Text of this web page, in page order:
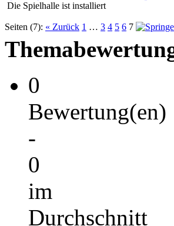
Die Spielhalle ist installiert
Seiten (7): « Zurück 1 … 3 4 5 6 7
0
Bewertung(en)
-
0
im
Durchschnitt